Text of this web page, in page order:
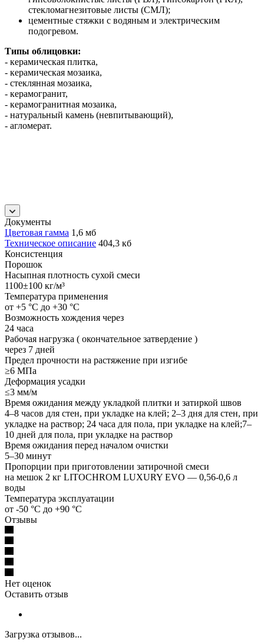
стекломагнезитовые листы (СМЛ);
цементные стяжки с водяным и электрическим
подогревом.
Типы облицовки:
- керамическая плитка,
- керамическая мозаика,
- стеклянная мозаика,
- керамогранит,
- керамогранитная мозаика,
- натуральный камень (невпитывающий),
- агломерат.
Документы
Цветовая гамма 1,6 мб
Техническое описание 404,3 кб
Консистенция
Порошок
Насыпная плотность сухой смеси
1100±100 кг/м³
Температура применения
от +5 °C до +30 °C
Возможность хождения через
24 часа
Рабочая нагрузка ( окончательное затвердение )
через 7 дней
Предел прочности на растяжение при изгибе
≥6 МПа
Деформация усадки
≤3 мм/м
Время ожидания между укладкой плитки и затиркой швов
4–8 часов для стен, при укладке на клей; 2–3 дня для стен, при
укладке на раствор; 24 часа для пола, при укладке на клей;7–
10 дней для пола, при укладке на раствор
Время ожидания перед началом очистки
5–30 минут
Пропорции при приготовлении затирочной смеси
на мешок 2 кг LITOCHROM LUXURY EVO — 0,56-0,6 л
воды
Температура эксплуатации
от -50 °C до +90 °C
Отзывы
Нет оценок
Оставить отзыв
Загрузка отзывов...